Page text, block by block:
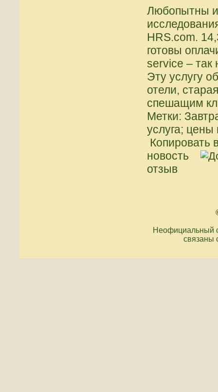
Любопытны
HRS.com.
готовы
service – так
Эту услугу
отели,
спешащим
Метки:
услуга; цены
Копировать
новость
отзыв
Неофициальный
связаны